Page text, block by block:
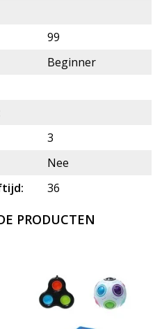
99
Beginner
3
Nee
36
PRODUCTEN